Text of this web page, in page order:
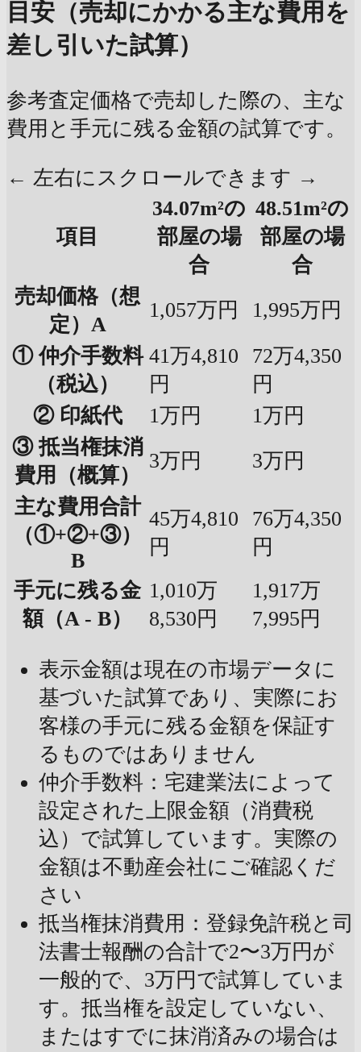
目安（売却にかかる主な費用を
差し引いた試算）
参考査定価格で売却した際の、主な
費用と手元に残る金額の試算です。
← 左右にスクロールできます →
項目
34.07m²の
部屋の場
合
48.51m²の
部屋の場
合
売却価格（想
定）A
1,057万円
1,995万円
① 仲介手数料
（税込）
41万4,810
円
72万4,350
円
② 印紙代
1万円
1万円
③ 抵当権抹消
費用（概算）
3万円
3万円
主な費用合計
（①+②+③）
B
45万4,810
円
76万4,350
円
手元に残る金
額（A - B）
1,010万
8,530円
1,917万
7,995円
表示金額は現在の市場データに
基づいた試算であり、実際にお
客様の手元に残る金額を保証す
るものではありません
仲介手数料：宅建業法によって
設定された上限金額（消費税
込）で試算しています。実際の
金額は不動産会社にご確認くだ
さい
抵当権抹消費用：登録免許税と司
法書士報酬の合計で2〜3万円が
一般的で、3万円で試算していま
す。抵当権を設定していない、
またはすでに抹消済みの場合は